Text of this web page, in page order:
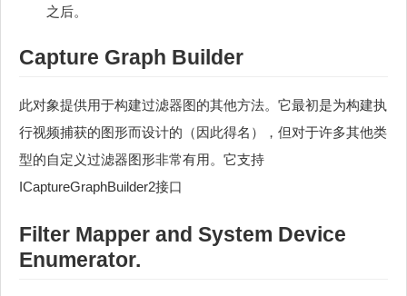
之后。
Capture Graph Builder
此对象提供用于构建过滤器图的其他方法。它最初是为构建执
行视频捕获的图形而设计的（因此得名），但对于许多其他类
型的自定义过滤器图形非常有用。它支持
ICaptureGraphBuilder2接口
Filter Mapper and System Device
Enumerator.